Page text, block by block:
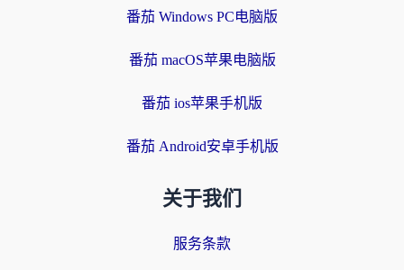
番茄 Windows PC电脑版
番茄 macOS苹果电脑版
番茄 ios苹果手机版
番茄 Android安卓手机版
关于我们
服务条款